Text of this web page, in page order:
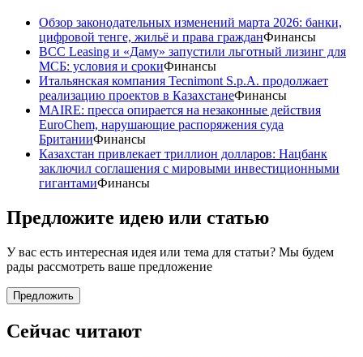
Обзор законодательных изменений марта 2026: банки,
цифровой тенге, жильё и права гражданФинансы
BCC Leasing и «Даму» запустили льготный лизинг для
МСБ: условия и срокиФинансы
Итальянская компания Tecnimont S.p.A. продолжает
реализацию проектов в КазахстанеФинансы
MAIRE: пресса опирается на незаконные действия
EuroChem, нарушающие распоряжения суда
БританииФинансы
Казахстан привлекает триллион долларов: Нацбанк
заключил соглашения с мировыми инвестиционными
гигантамиФинансы
Предложите идею или статью
У вас есть интересная идея или тема для статьи? Мы будем
рады рассмотреть ваше предложение
Предложить
Сейчас читают